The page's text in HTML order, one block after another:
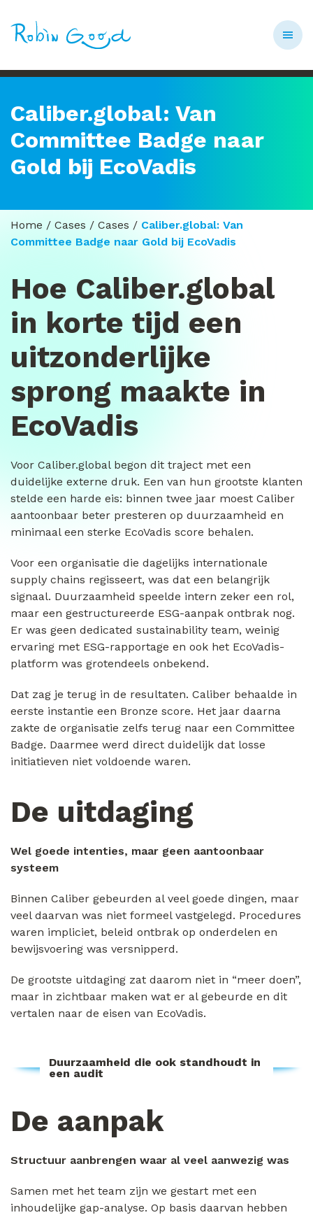
Caliber.global: Van
Committee Badge naar
Gold bij EcoVadis
Home / Cases / Cases / Caliber.global: Van
Committee Badge naar Gold bij EcoVadis
Hoe Caliber.global
in korte tijd een
uitzonderlijke
sprong maakte in
EcoVadis
Voor Caliber.global begon dit traject met een
duidelijke externe druk. Een van hun grootste klanten
stelde een harde eis: binnen twee jaar moest Caliber
aantoonbaar beter presteren op duurzaamheid en
minimaal een sterke EcoVadis score behalen.
Voor een organisatie die dagelijks internationale
supply chains regisseert, was dat een belangrijk
signaal. Duurzaamheid speelde intern zeker een rol,
maar een gestructureerde ESG-aanpak ontbrak nog.
Er was geen dedicated sustainability team, weinig
ervaring met ESG-rapportage en ook het EcoVadis-
platform was grotendeels onbekend.
Dat zag je terug in de resultaten. Caliber behaalde in
eerste instantie een Bronze score. Het jaar daarna
zakte de organisatie zelfs terug naar een Committee
Badge. Daarmee werd direct duidelijk dat losse
initiatieven niet voldoende waren.
De uitdaging
Wel goede intenties, maar geen aantoonbaar
systeem
Binnen Caliber gebeurden al veel goede dingen, maar
veel daarvan was niet formeel vastgelegd. Procedures
waren impliciet, beleid ontbrak op onderdelen en
bewijsvoering was versnipperd.
De grootste uitdaging zat daarom niet in “meer doen”,
maar in zichtbaar maken wat er al gebeurde en dit
vertalen naar de eisen van EcoVadis.
Duurzaamheid die ook standhoudt in
een audit
De aanpak
Structuur aanbrengen waar al veel aanwezig was
Samen met het team zijn we gestart met een
inhoudelijke gap-analyse. Op basis daarvan hebben